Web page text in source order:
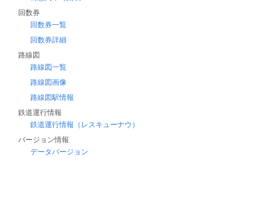
回数券
回数券一覧
回数券詳細
路線図
路線図一覧
路線図画像
路線図駅情報
鉄道運行情報
鉄道運行情報（レスキューナウ）
バージョン情報
データバージョン